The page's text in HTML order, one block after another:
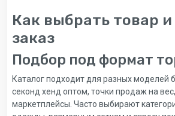
Как выбрать товар
заказ
Подбор под формат
Каталог подходит для разных моделей
секонд хенд оптом, точки продаж на
маркетплейсы. Часто выбирают